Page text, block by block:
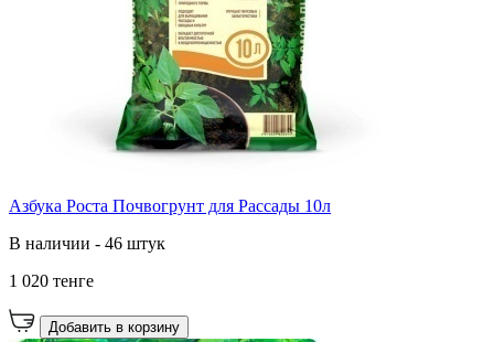
Азбука Роста Почвогрунт для Рассады 10л
В наличии - 46 штук
1 020 тенге
Добавить в корзину